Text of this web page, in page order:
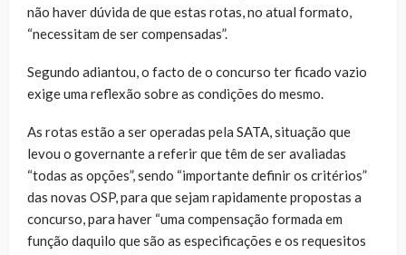
não haver dúvida de que estas rotas, no atual formato,
“necessitam de ser compensadas”.
Segundo adiantou, o facto de o concurso ter ficado vazio
exige uma reflexão sobre as condições do mesmo.
As rotas estão a ser operadas pela SATA, situação que
levou o governante a referir que têm de ser avaliadas
“todas as opções”, sendo “importante definir os critérios”
das novas OSP, para que sejam rapidamente propostas a
concurso, para haver “uma compensação formada em
função daquilo que são as especificações e os requesitos